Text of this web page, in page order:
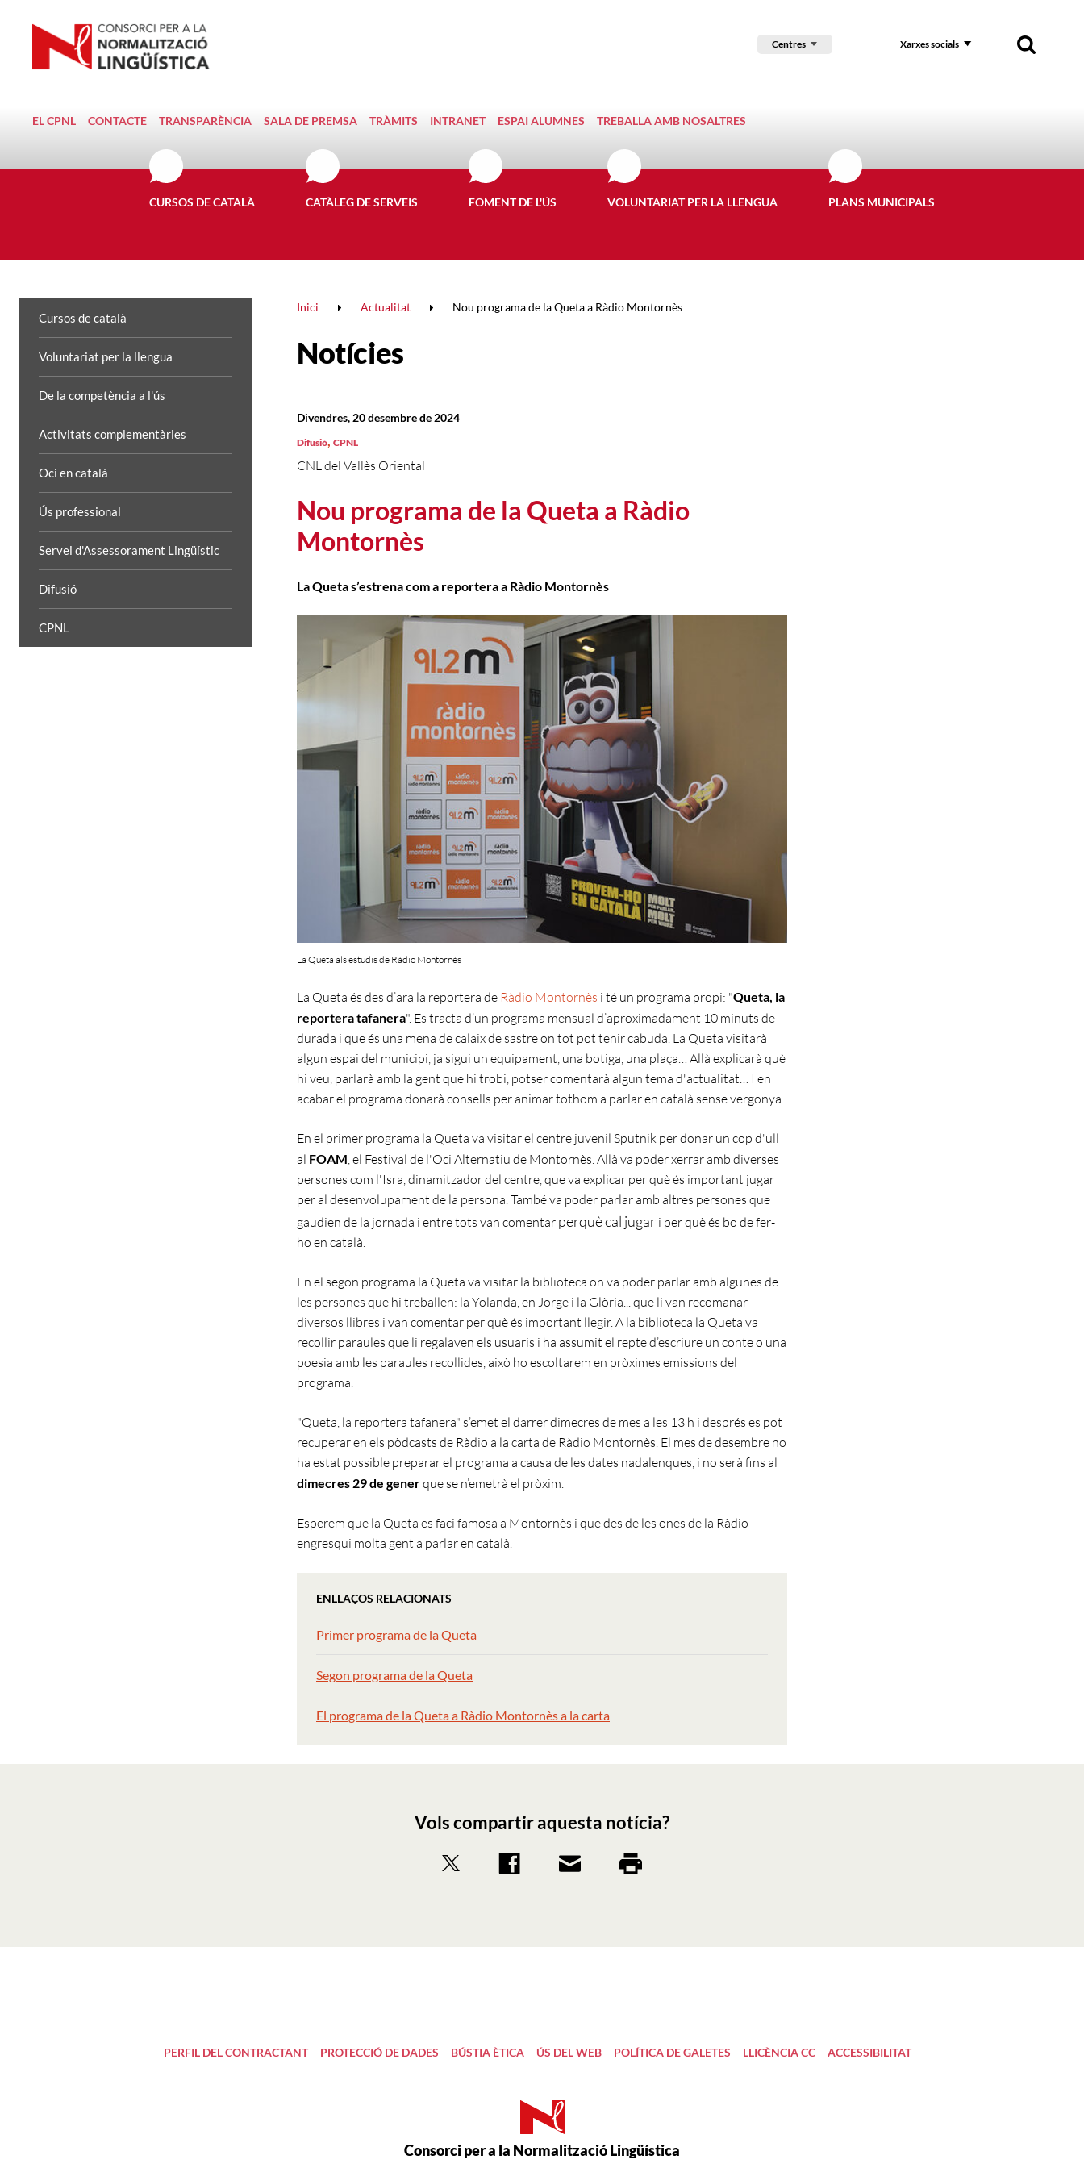
Centres Xarxes socials
EL CPNL CONTACTE TRANSPARÈNCIA SALA DE PREMSA TRÀMITS INTRANET ESPAI ALUMNES TREBALLA AMB NOSALTRES
CURSOS DE CATALÀ CATÀLEG DE SERVEIS FOMENT DE L'ÚS VOLUNTARIAT PER LA LLENGUA PLANS MUNICIPALS
Cursos de català
Voluntariat per la llengua
De la competència a l'ús
Activitats complementàries
Oci en català
Ús professional
Servei d'Assessorament Lingüístic
Difusió
CPNL
Inici Actualitat Nou programa de la Queta a Ràdio Montornès
Notícies
Nou programa de la Queta a Ràdio
Montornès
CNL del Vallès Oriental
Divendres, 20 desembre de 2024
Difusió, CPNL
La Queta s’estrena com a reportera a Ràdio Montornès
La Queta als estudis de Ràdio Montornès
La Queta és des d’ara la reportera de Ràdio Montornès i té un programa propi: "Queta, la
reportera tafanera". Es tracta d’un programa mensual d’aproximadament 10 minuts de
durada i que és una mena de calaix de sastre on tot pot tenir cabuda. La Queta visitarà
algun espai del municipi, ja sigui un equipament, una botiga, una plaça… Allà explicarà què
hi veu, parlarà amb la gent que hi trobi, potser comentarà algun tema d'actualitat… I en
acabar el programa donarà consells per animar tothom a parlar en català sense vergonya.
En el primer programa la Queta va visitar el centre juvenil Sputnik per donar un cop d'ull
al FOAM , el Festival de l'Oci Alternatiu de Montornès. Allà va poder xerrar amb diverses
persones com l'Isra, dinamitzador del centre, que va explicar per què és important jugar
per al desenvolupament de la persona. També va poder parlar amb altres persones que
gaudien de la jornada i entre tots van comentar perquè cal jugar i per què és bo de fer-
ho en català.
En el segon programa la Queta va visitar la biblioteca on va poder parlar amb algunes de
les persones que hi treballen: la Yolanda, en Jorge i la Glòria... que li van recomanar
diversos llibres i van comentar per què és important llegir. A la biblioteca la Queta va
recollir paraules que li regalaven els usuaris i ha assumit el repte d’escriure un conte o una
poesia amb les paraules recollides, això ho escoltarem en pròximes emissions del
programa.
"Queta, la reportera tafanera" s’emet el darrer dimecres de mes a les 13 h i després es pot
recuperar en els pòdcasts de Ràdio a la carta de Ràdio Montornès. El mes de desembre no
ha estat possible preparar el programa a causa de les dates nadalenques, i no serà fins al
dimecres 29 de generque se n’emetrà el pròxim.
Esperem que la Queta es faci famosa a Montornès i que des de les ones de la Ràdio
engresqui molta gent a parlar en català.
ENLLAÇOS RELACIONATS
Primer programa de la Queta
Segon programa de la Queta
El programa de la Queta a Ràdio Montornès a la carta
Vols compartir aquesta notícia?
PERFIL DEL CONTRACTANT PROTECCIÓ DE DADES BÚSTIA ÈTICA ÚS DEL WEB POLÍTICA DE GALETES LLICÈNCIA CC ACCESSIBILITAT
Consorci per a la Normalització Lingüística